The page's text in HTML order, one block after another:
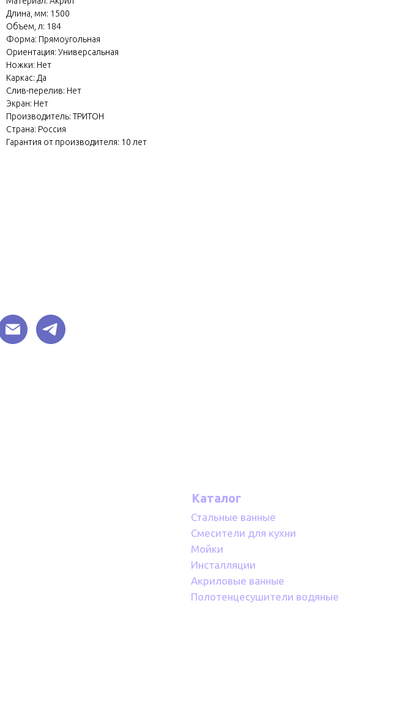
Длина, мм: 1500
Объем, л: 184
Форма: Прямоугольная
Ориентация: Универсальная
Ножки: Нет
Каркас: Да
Слив-перелив: Нет
Экран: Нет
Производитель: ТРИТОН
Страна: Россия
Гарантия от производителя: 10 лет
Каталог
Стальные ванные
Смесители для кухни
Мойки
Инсталляции
Акриловые ванные
Полотенцесушители водяные